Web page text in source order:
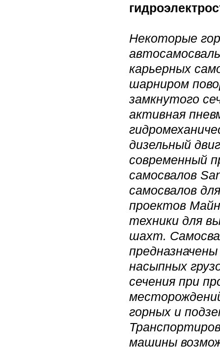
Некоторые
карьерных
шарниром
замкнутого
активная
дизельный
современный
самосвалов
самосвалов
проектов
техники для
шахт.
насыпных
сечения при
горных и
машины